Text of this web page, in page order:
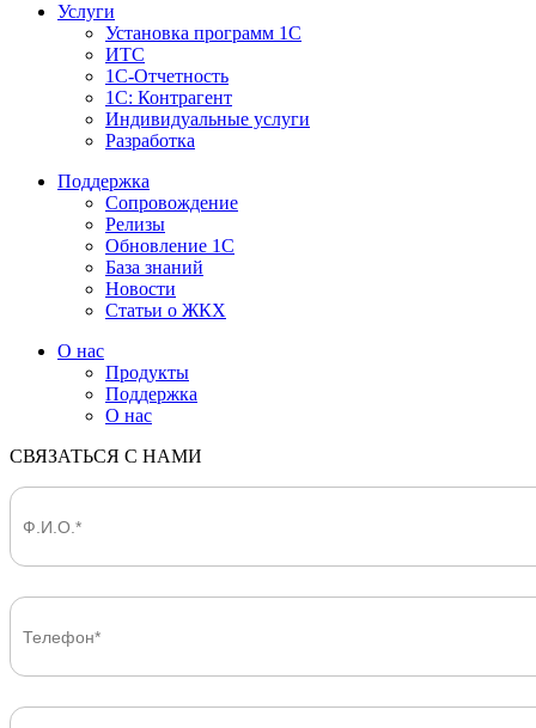
Услуги
Установка программ 1С
ИТС
1С-Отчетность
1С: Контрагент
Индивидуальные услуги
Разработка
Поддержка
Сопровождение
Релизы
Обновление 1С
База знаний
Новости
Статьи о ЖКХ
О нас
Продукты
Поддержка
О нас
СВЯЗАТЬСЯ С НАМИ